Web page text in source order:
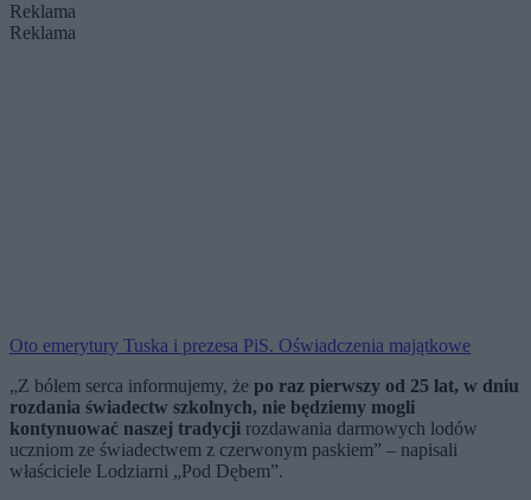
Reklama
Reklama
Oto emerytury Tuska i prezesa PiS. Oświadczenia majątkowe
„Z bólem serca informujemy, że po raz pierwszy od 25 lat, w dniu
rozdania świadectw szkolnych, nie będziemy mogli
kontynuować naszej tradycji rozdawania darmowych lodów
uczniom ze świadectwem z czerwonym paskiem” – napisali
właściciele Lodziarni „Pod Dębem”.